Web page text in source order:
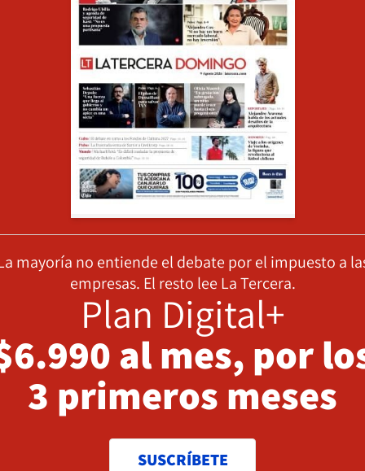
mayoría no entiende el debate por el impuesto a
empresas. El resto lee La Tercera.
Plan Digital+
al mes, por
3 primeros meses
SUSCRÍBETE